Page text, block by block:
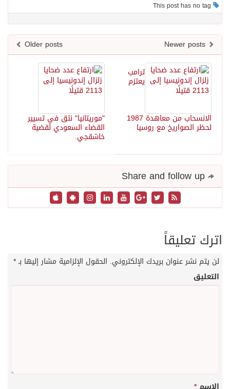
Older posts
"موريتانيا" نثق في تسيير
القضاء السعودي لقضية
خاشقجي.
ترامب
يعتزم
الانسحاب من معاهدة 1987
لحظر الصواريخ مع روسيا
اترك تعليقاً
لن يتم نشر عنوان بريدك الإلكتروني. الحقول الإلزامية مشار إليها بـ*
التعليق